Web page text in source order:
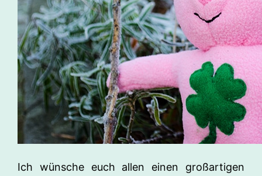
Ich wünsche euch allen einen großartigen